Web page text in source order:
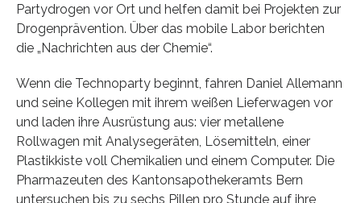
Partydrogen vor Ort und helfen damit bei Projekten zur
Drogenprävention. Über das mobile Labor berichten
die „Nachrichten aus der Chemie“.
Wenn die Technoparty beginnt, fahren Daniel Allemann
und seine Kollegen mit ihrem weißen Lieferwagen vor
und laden ihre Ausrüstung aus: vier metallene
Rollwagen mit Analysegeräten, Lösemitteln, einer
Plastikkiste voll Chemikalien und einem Computer. Die
Pharmazeuten des Kantonsapothekeramts Bern
untersuchen bis zu sechs Pillen pro Stunde auf ihre